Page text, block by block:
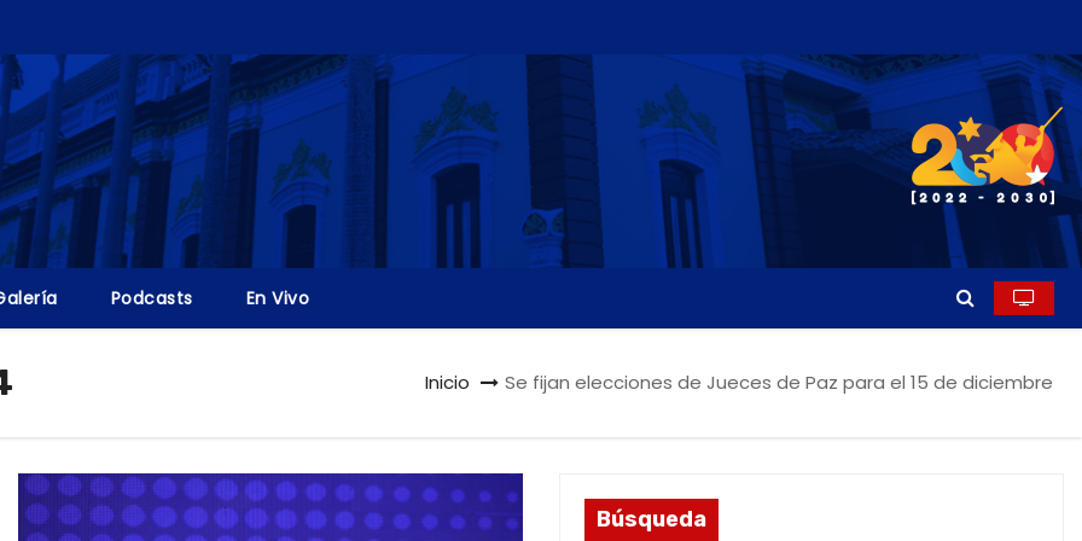
Podcasts En Vivo
Inicio Se fijan elecciones de Jueces de Paz para el 15 de diciembre
Búsqueda